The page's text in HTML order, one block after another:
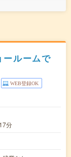
ールームで
WEB登録OK
分